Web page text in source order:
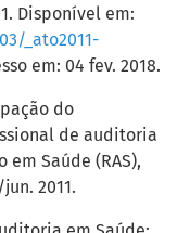
Disponível em:
_ato2011-
em: 04 fev. 2018.
do
de auditoria
Saúde (RAS),
2011.